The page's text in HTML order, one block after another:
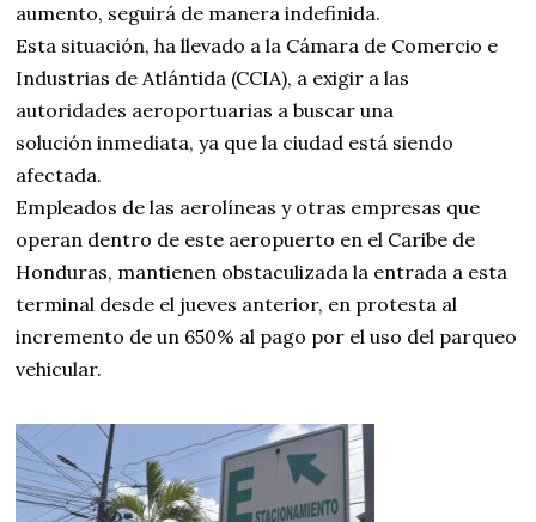
aumento, seguirá de manera indefinida.
Esta situación, ha llevado a la Cámara de Comercio e
Industrias de Atlántida (CCIA), a exigir a las
autoridades aeroportuarias a buscar una
solución inmediata, ya que la ciudad está siendo
afectada.
Empleados de las aerolíneas y otras empresas que
operan dentro de este aeropuerto en el Caribe de
Honduras, mantienen obstaculizada la entrada a esta
terminal desde el jueves anterior, en protesta al
incremento de un 650% al pago por el uso del parqueo
vehicular.